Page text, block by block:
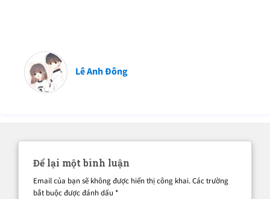
Lê Anh Đông
Để lại một bình luận
Email của bạn sẽ không được hiển thị công khai.Các trường
bắt buộc được đánh dấu *